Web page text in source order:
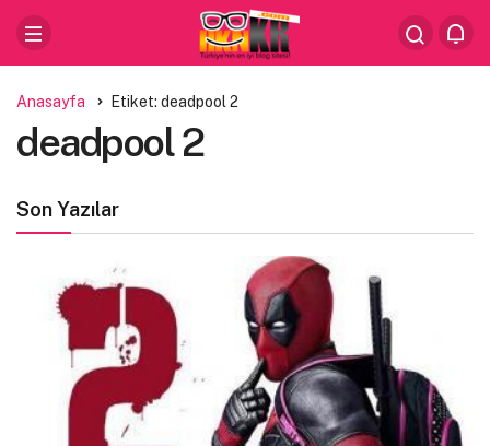
Anasayfa Etiket: deadpool 2
deadpool 2
Son Yazılar